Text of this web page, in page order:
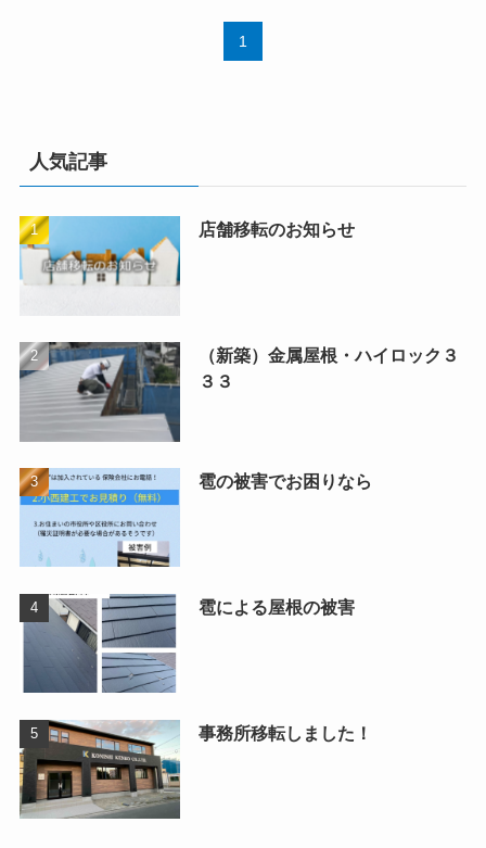
1
人気記事
店舗移転のお知らせ
（新築）金属屋根・ハイロック３
３３
雹の被害でお困りなら
雹による屋根の被害
事務所移転しました！